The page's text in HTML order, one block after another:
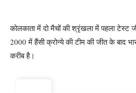
कोलकाता में दो मैचों की श्रृंखला में पहला टेस्ट
2000 में हैंसी क्रोन्ये की टीम की जीत के बाद
करीब है।